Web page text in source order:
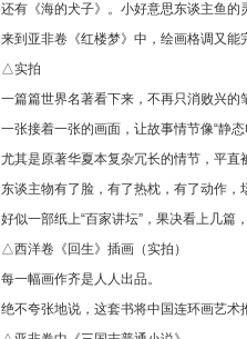
还有《海的犬子》。小好意思东谈主鱼的
来到亚非卷《红楼梦》中，绘画格调又能
△实拍
一篇篇世界名著看下来，不再只消败兴的
一张接着一张的画面，让故事情节像“静态
尤其是原著华夏本复杂冗长的情节，平直
东谈主物有了脸，有了热枕，有了动作，
好似一部纸上“百家讲坛”，果决看上几篇
△西洋卷《回生》插画（实拍）
每一幅画作齐是人人出品。
绝不夸张地说，这套书将中国连环画艺术